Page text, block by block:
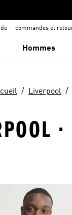
commandes et
Hommes
Liverpool
·